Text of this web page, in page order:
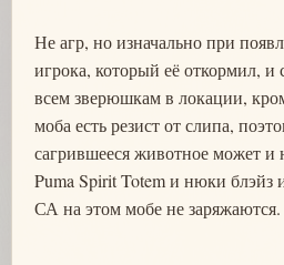
Не агр, но изначально при
игрока, который её откормил, и
всем зверюшкам в локации,
моба есть резист от слипа,
сагрившееся животное может и
Puma Spirit Totem и нюки блэйз
СА на этом мобе не заряжаются.